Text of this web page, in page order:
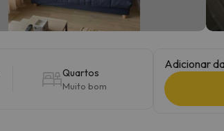
Quartos
Muito bom
Adicionar